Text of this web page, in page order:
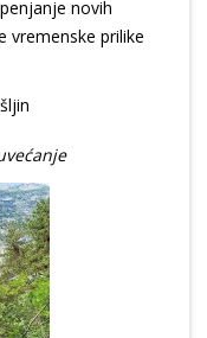
novih
vremenske prilike